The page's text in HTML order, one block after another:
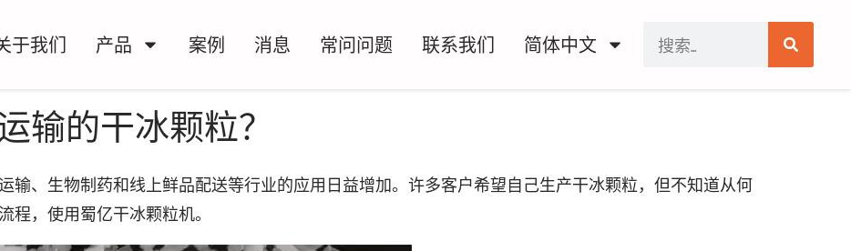
于我们 产品 案例 消息 常问问题 联系我们 简体中文
输的干冰颗粒？
输、生物制药和线上鲜品配送等行业的应用日益增加。许多客户希望自己生产干冰颗粒，但不知道从何
，使用蜀亿干冰颗粒机。